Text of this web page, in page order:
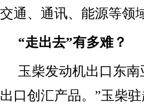
交通、通讯、能源等领
“走出去”有多难？
玉柴发动机出口东
出口创汇产品。”玉柴